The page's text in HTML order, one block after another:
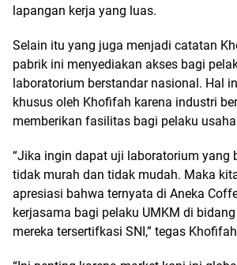
lapangan kerja yang luas.
Selain itu yang juga menjadi catatan
pabrik ini menyediakan akses bagi
laboratorium berstandar nasional. Hal
khusus oleh Khofifah karena industri
memberikan fasilitas bagi pelaku
“Jika ingin dapat uji laboratorium yang
tidak murah dan tidak mudah. Maka
apresiasi bahwa ternyata di Aneka
kerjasama bagi pelaku UMKM di
mereka tersertifkasi SNI,” tegas